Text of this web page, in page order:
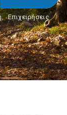
, Επιχειρήσεις